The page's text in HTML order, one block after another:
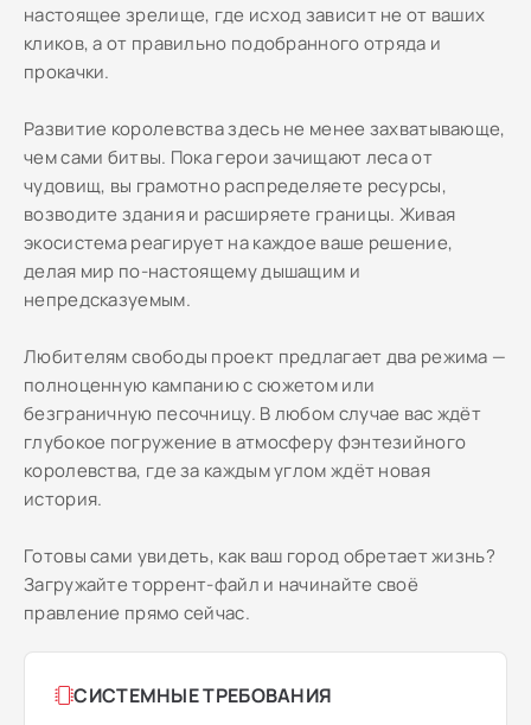
настоящее зрелище, где исход зависит не от ваших
кликов, а от правильно подобранного отряда и
прокачки.
Развитие королевства здесь не менее захватывающе,
чем сами битвы. Пока герои зачищают леса от
чудовищ, вы грамотно распределяете ресурсы,
возводите здания и расширяете границы. Живая
экосистема реагирует на каждое ваше решение,
делая мир по-настоящему дышащим и
непредсказуемым.
Любителям свободы проект предлагает два режима —
полноценную кампанию с сюжетом или
безграничную песочницу. В любом случае вас ждёт
глубокое погружение в атмосферу фэнтезийного
королевства, где за каждым углом ждёт новая
история.
Готовы сами увидеть, как ваш город обретает жизнь?
Загружайте торрент-файл и начинайте своё
правление прямо сейчас.
СИСТЕМНЫЕ ТРЕБОВАНИЯ